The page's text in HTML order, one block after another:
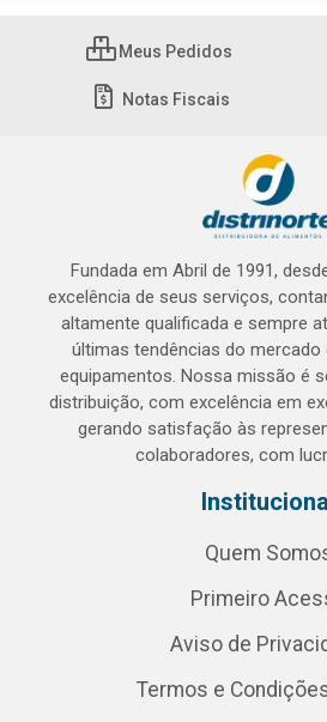
Meus Pedidos
Notas Fiscais
Fundada em Abril de 1991,
excelência de seus serviços,
altamente qualificada e sempre
últimas tendências do mercado
equipamentos. Nossa missão é
distribuição, com excelência em
gerando satisfação às
colaboradores, com
Quem
Primeiro
Aviso de
Termos e